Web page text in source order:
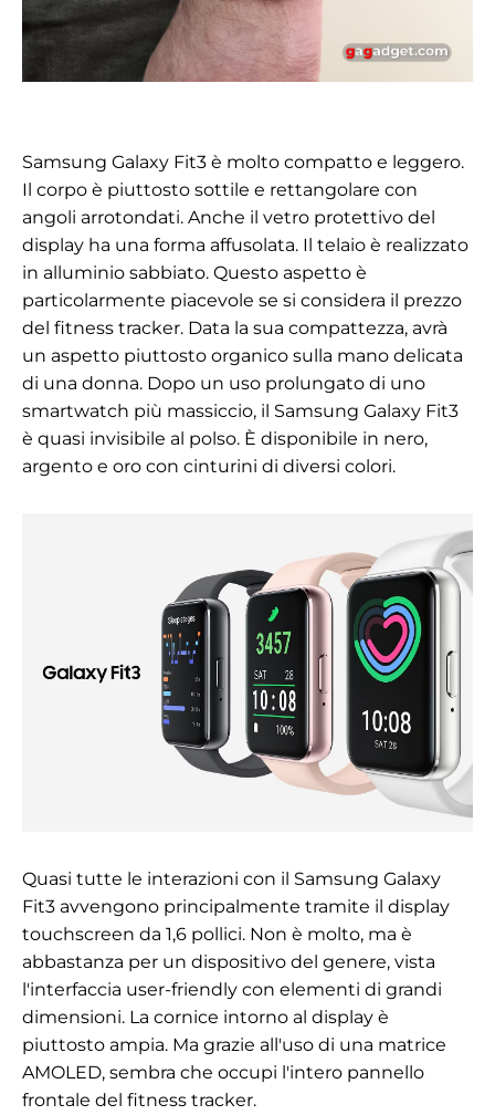
Samsung Galaxy Fit3 è molto compatto e leggero.
Il corpo è piuttosto sottile e rettangolare con
angoli arrotondati. Anche il vetro protettivo del
display ha una forma affusolata. Il telaio è realizzato
in alluminio sabbiato. Questo aspetto è
particolarmente piacevole se si considera il prezzo
del fitness tracker. Data la sua compattezza, avrà
un aspetto piuttosto organico sulla mano delicata
di una donna. Dopo un uso prolungato di uno
smartwatch più massiccio, il Samsung Galaxy Fit3
è quasi invisibile al polso. È disponibile in nero,
argento e oro con cinturini di diversi colori.
Quasi tutte le interazioni con il Samsung Galaxy
Fit3 avvengono principalmente tramite il display
touchscreen da 1,6 pollici. Non è molto, ma è
abbastanza per un dispositivo del genere, vista
l'interfaccia user-friendly con elementi di grandi
dimensioni. La cornice intorno al display è
piuttosto ampia. Ma grazie all'uso di una matrice
AMOLED, sembra che occupi l'intero pannello
frontale del fitness tracker.